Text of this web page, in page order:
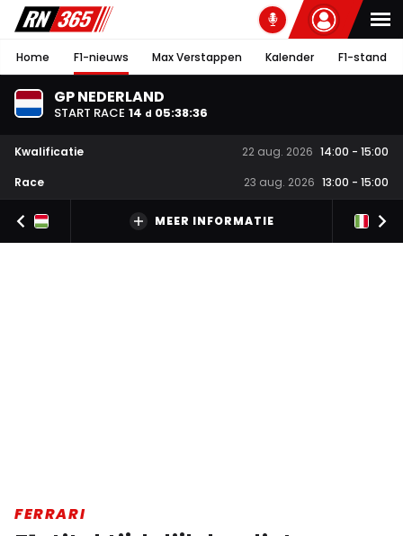
Home F1-nieuws Max Verstappen Kalender F1-stand
GP NEDERLAND
START RACE 14 d 05:38:36
Kwalificatie 22 aug. 2026 14:00 - 15:00
Race
23 aug. 2026 13:00 - 15:00
MEER INFORMATIE
FERRARI